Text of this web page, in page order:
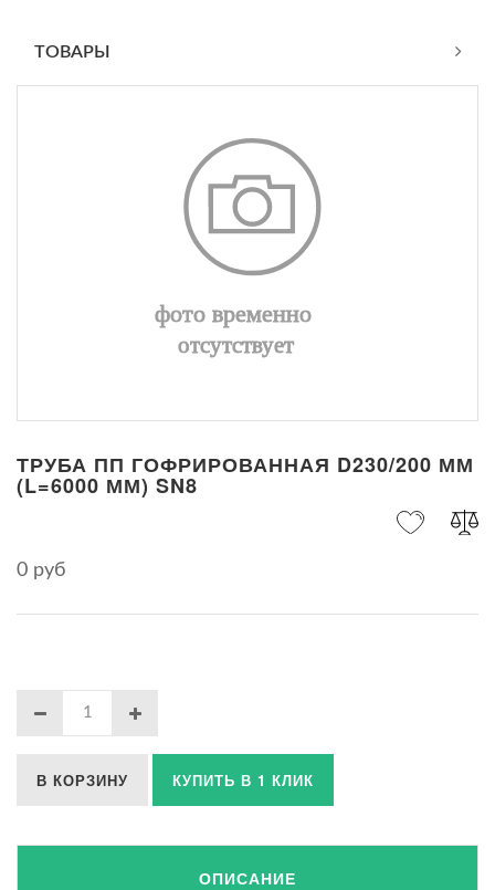
ТОВАРЫ
ТРУБА ПП ГОФРИРОВАННАЯ D230/200 ММ
(L=6000 ММ) SN8
0 руб
В КОРЗИНУ КУПИТЬ В 1 КЛИК
ОПИСАНИЕ